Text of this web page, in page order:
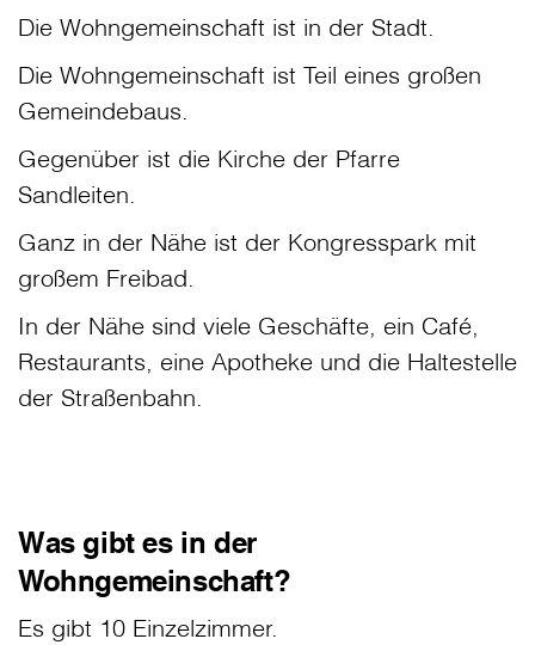
Die Wohngemeinschaft ist in der Stadt.
Die Wohngemeinschaft ist Teil eines großen
Gemeindebaus.
Gegenüber ist die Kirche der Pfarre
Sandleiten.
Ganz in der Nähe ist der Kongresspark mit
großem Freibad.
In der Nähe sind viele Geschäfte, ein Café,
Restaurants, eine Apotheke und die Haltestelle
der Straßenbahn.
Was gibt es in der
Wohngemeinschaft?
Es gibt 10 Einzelzimmer.